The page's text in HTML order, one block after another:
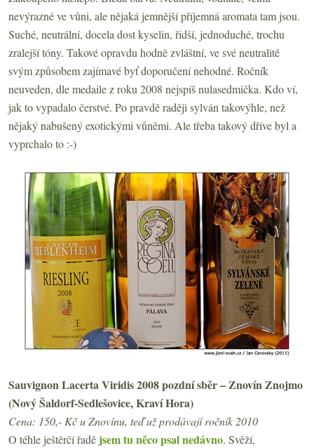
nevýrazné ve vůni, ale nějaká jemnější příjemná aromata tam jsou.
Suché, neutrální, docela dost kyselin, řidší, jednoduché, trochu
zralejší tóny. Takové opravdu hodně zvláštní, ve své neutralitě
svým způsobem zajímavé byť doporučení nehodné. Ročník
neuveden, dle medaile z roku 2008 nejspíš nulasedmička. Kdo ví,
jak to vypadalo čerstvé. Po pravdě raději sylván takovýhle, než
nějaký nabušený exotickými vůněmi. Ale třeba takový dříve byl a
vyprchalo to :-)
Sauvignon Lacerta Viridis 2008 pozdní sběr – Znovín Znojmo
(Nový Šaldorf-Sedlešovice, Kraví Hora)
Cena: 150,- Kč u Znovínu, teď už prodávají ročník 2010
O téhle ještěrčí řadě jsem tu něco psal nedávno. Svěží,